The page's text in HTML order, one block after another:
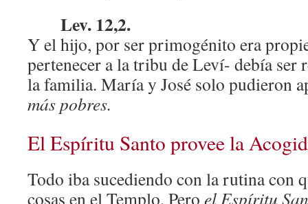
Lev. 12,2.
Y el hijo, por ser primogénito era
pertenecer a la tribu de Leví- debía ser
la familia. María y José solo pudieron
más pobres.
El Espíritu Santo provee la
Todo iba sucediendo con la rutina con
cosas en el Templo. Pero el Espíritu